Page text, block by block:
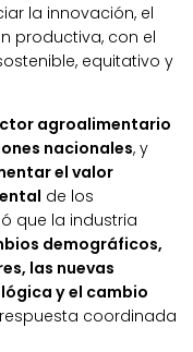
la innovación, el
productiva, con el
equitativo y
agroalimentario
nacionales, y
el valor
de los
que la industria
demográficos,
las nuevas
y el cambio
coordinada